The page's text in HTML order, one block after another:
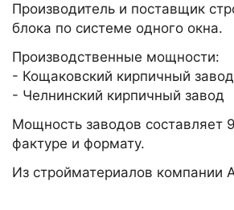
Производитель и поставщик
блока по системе одного окна.
Производственные мощности:
- Кощаковский кирпичный завод
- Челнинский кирпичный завод
Мощность заводов составляет
фактуре и формату.
Из стройматериалов компании